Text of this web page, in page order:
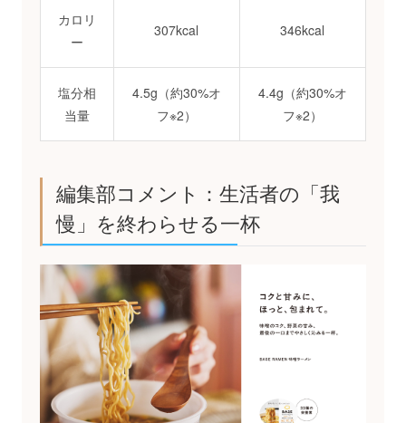
カロリ
ー
307kcal 346kcal
塩分相
当量
4.5g（約30%オ
フ※2）
4.4g（約30%オ
フ※2）
編集部コメント：生活者の「我
慢」を終わらせる一杯